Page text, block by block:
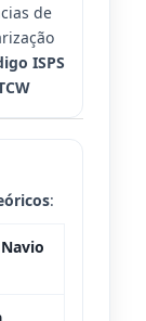
de
ISPS
: